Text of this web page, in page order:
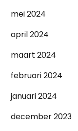
mei 2024
april 2024
maart 2024
februari 2024
januari 2024
december 2023